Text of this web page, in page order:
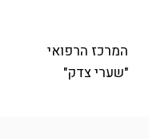
המרכז הרפואי
"שערי צדק"